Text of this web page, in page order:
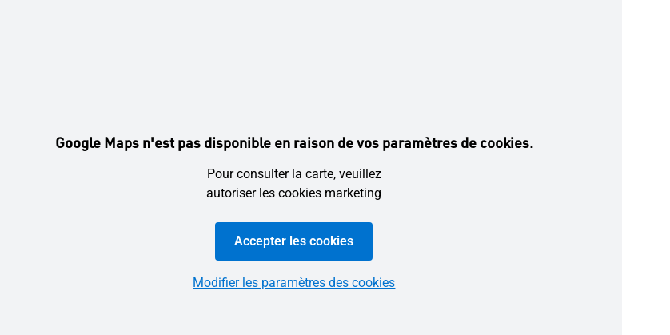
Google Maps n'est pas disponible en raison de vos paramètres de cookies.
Pour consulter la carte, veuillez
autoriser les cookies marketing
Accepter les cookies
Modifier les paramètres des cookies